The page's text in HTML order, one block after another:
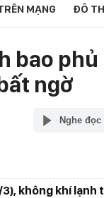
MẠNG ĐÔ
bao
ngờ
Nghe đọc
không khí